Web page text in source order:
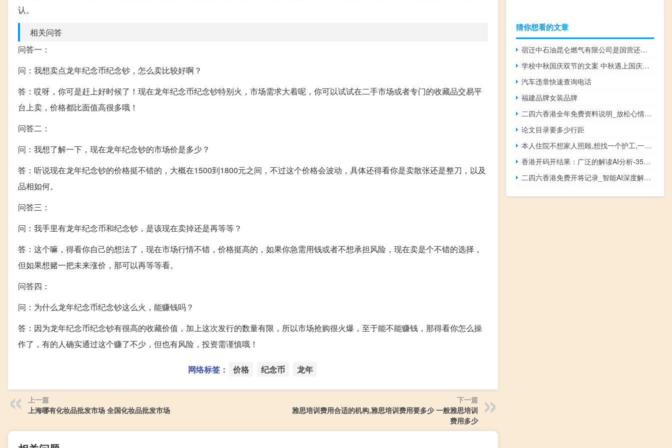
认。
相关问答
问答一：
问：我想卖点龙年纪念币纪念钞，怎么卖比较好啊？
答：哎呀，你可是赶上好时候了！现在龙年纪念币纪念钞特别火，市场需求大着呢，你可以试试在二手市场或者专门的收藏品交易平
台上卖，价格都比面值高很多哦！
问答二：
问：我想了解一下，现在龙年纪念钞的市场价是多少？
答：听说现在龙年纪念钞的价格挺不错的，大概在1500到1800元之间，不过这个价格会波动，具体还得看你是卖散张还是整刀，以及
品相如何。
问答三：
问：我手里有龙年纪念币和纪念钞，是该现在卖掉还是再等等？
答：这个嘛，得看你自己的想法了，现在市场行情不错，价格挺高的，如果你急需用钱或者不想承担风险，现在卖是个不错的选择，
但如果想赌一把未来涨价，那可以再等等看。
问答四：
问：为什么龙年纪念币纪念钞这么火，能赚钱吗？
答：因为龙年纪念币纪念钞有很高的收藏价值，加上这次发行的数量有限，所以市场抢购很火爆，至于能不能赚钱，那得看你怎么操
作了，有的人确实通过这个赚了不少，但也有风险，投资需谨慎哦！
网络标签： 价格 纪念币 龙年
上一篇
上海哪有化妆品批发市场 全国化妆品批发市场
下一篇
雅思培训费用合适的机构,雅思培训费用要多少 一般雅思培训
费用多少
猜你想看的文章
宿迁中石油昆仑燃气有限公司是国营还是民营企业 中石油昆仑燃气
学校中秋国庆双节的文案 中秋遇上国庆双节图片
汽车违章快速查询电话
福建品牌女装品牌
二四六香港全年免费资料说明_放松心情的绝佳选择_安卓版174.878
论文目录要多少行距
本人住院不想家人照顾,想找一个护工,一天多少钱 医院找护工一天多少钱
香港开码开结果：广泛的解读AI分析-3528.ISO.647
二四六香港免费开将记录_智能AI深度解析_百度大脑版A12.128